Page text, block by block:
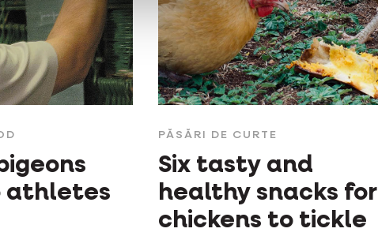
athletes
PĂSĂRI DE CURTE
Six tasty and
healthy snacks for
chickens to tickle